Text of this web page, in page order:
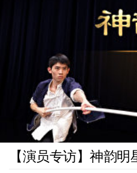
【演员专访】神韵